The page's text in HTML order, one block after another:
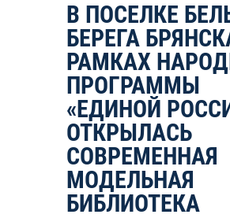
В ПОСЕЛКЕ
БЕРЕГА
РАМКАХ
ПРОГРАММЫ
«ЕДИНОЙ
ОТКРЫЛАСЬ
СОВРЕМЕННАЯ
МОДЕЛЬНАЯ
БИБЛИОТЕКА